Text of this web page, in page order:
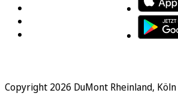
Copyright 2026 DuMont Rheinland, Köln